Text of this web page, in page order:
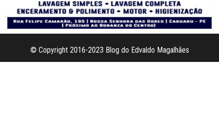
© Copyright 2016-2023 Blog do Edvaldo Magalhães